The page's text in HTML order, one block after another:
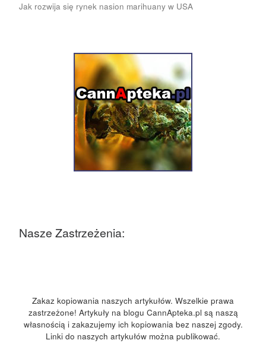
Jak rozwija się rynek nasion marihuany w USA
Nasze Zastrzeżenia:
Zakaz kopiowania naszych artykułów. Wszelkie prawa
zastrzeżone! Artykuły na blogu CannApteka.pl są naszą
własnością i zakazujemy ich kopiowania bez naszej zgody.
Linki do naszych artykułów można publikować.